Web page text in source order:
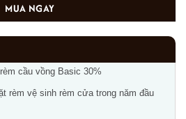
MUA NGAY
cầu vồng Basic 30%
rèm vệ sinh rèm cửa trong năm đầu